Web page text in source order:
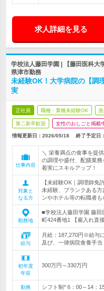
求人詳細を見る
学校法人藤田学園 | 【藤田医科
県津市勤務
未経験OK！大学病院の【
実
正社員 職種・業種未経験OK
第二新卒歓迎 女性のおしごと掲載
情報更新日：2026/05/18 終了予定日：
仕事内容
＼ 栄養満点の食事を提
の調理や盛付、配膳業
着実にスキルアップ！
対象と
なる方
【未経験OK｜調理師免
未経験、ブランクある
ンやホテル等の転職者も
勤務地
■学校法人藤田学園 藤田
町424番地1 【雇入れ直
給与
月給：187,270円※給与
及び、一律病院食養手
初年度
年収
300万円～330万円
勤務
シフト制* 6：00～14：